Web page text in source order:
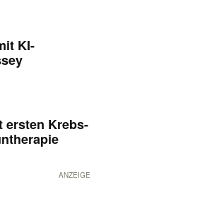
KI-
ersten Krebs-
ANZEIGE